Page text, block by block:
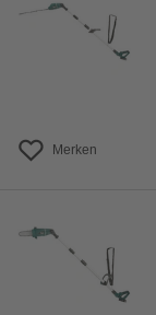
Merken